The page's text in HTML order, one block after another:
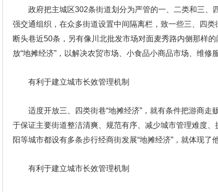
政府把主城区302条街道划分为严管的一、二类和三
强交通组织，在众多街道设置中间隔离栏，致一些三、四
断头巷近50条，另有像川北批发市场对面麦秀路内侧那样
放“地摊经济”，以解决农贸市场、小食品小商品市场、维修
有利于建立城市长效管理机制
适度开放三、四类街巷“地摊经济”，就有条件把游商
于保证主要街道整洁清爽、规范有序、减少城市管理难度
阳等城市都设有多条步行经商街发展“地摊经济”，就体现了
有利于建立城市长效管理机制